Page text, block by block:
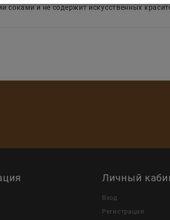
соками и не содержит искусственных
Личный
Вход
Регистрация